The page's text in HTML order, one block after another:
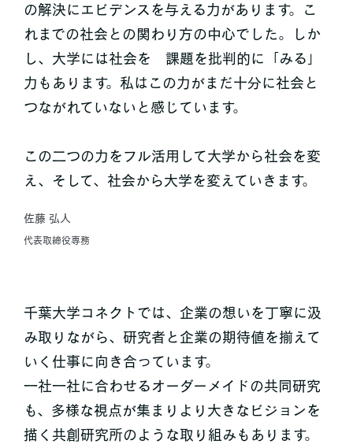
の解決にエビデンスを与える力があります。こ
れまでの社会との関わり方の中心でした。しか
し、大学には社会を 課題を批判的に「みる」
力もあります。私はこの力がまだ十分に社会と
つながれていないと感じています。
この二つの力をフル活用して大学から社会を変
え、そして、社会から大学を変えていきます。
佐藤 弘人
代表取締役専務
千葉大学コネクトでは、企業の想いを丁寧に汲
み取りながら、研究者と企業の期待値を揃えて
いく仕事に向き合っています。
一社一社に合わせるオーダーメイドの共同研究
も、多様な視点が集まりより大きなビジョンを
描く共創研究所のような取り組みもあります。